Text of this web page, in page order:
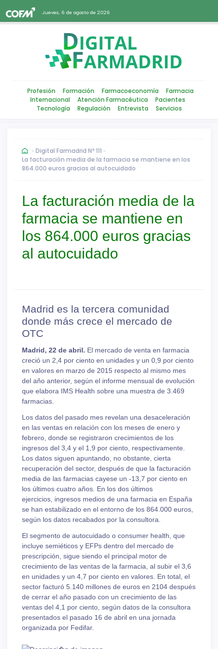
Jueves, 6 de agosto de 2026
Profesión Formación Farmacoeconomía
Farmacia
Internacional
Atención Farmacéutica
Pacientes
Tecnología
Regulación Entrevista Servicios
Digital Farmadrid Nº 111
La facturación media de la farmacia se mantiene en los
864.000 euros gracias al autocuidado
La facturación media de la
farmacia se mantiene en
los 864.000 euros gracias
al autocuidado
Madrid es la tercera comunidad
donde más crece el mercado de
OTC
Madrid, 22 de abril. El mercado de venta en farmacia
creció un 2,4 por ciento en unidades y un 0,9 por ciento
en valores en marzo de 2015 respecto al mismo mes
del año anterior, según el informe mensual de evolución
que elabora IMS Health sobre una muestra de 3.469
farmacias.
Los datos del pasado mes revelan una desaceleración
en las ventas en relación con los meses de enero y
febrero, donde se registraron crecimientos de los
ingresos del 3,4 y el 1,9 por ciento, respectivamente.
Los datos siguen apuntando, no obstante, cierta
recuperación del sector, después de que la facturación
media de las farmacias cayese un -13,7 por ciento en
los últimos cuatro años. En los dos últimos
ejercicios, ingresos medios de una farmacia en España
se han estabilizado en el entorno de los 864.000 euros,
según los datos recabados por la consultora.
El segmento de autocuidado o consumer health, que
incluye semiéticos y EFPs dentro del mercado de
prescripción, sigue siendo el principal motor de
crecimiento de las ventas de la farmacia, al subir el 3,6
en unidades y un 4,7 por ciento en valores. En total, el
sector facturó 5.140 millones de euros en 2104 después
de cerrar el año pasado con un crecimiento de las
ventas del 4,1 por ciento, según datos de la consultora
presentados el pasado 16 de abril en una jornada
organizada por Fedifar.